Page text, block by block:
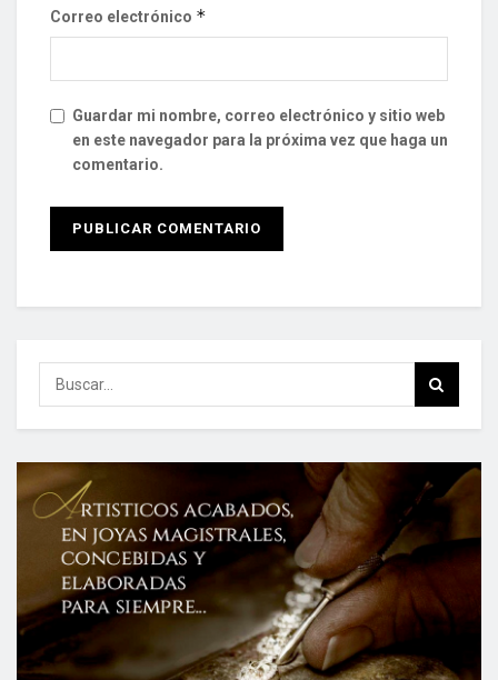
Correo electrónico *
Guardar mi nombre, correo electrónico y sitio web
en este navegador para la próxima vez que haga un
comentario.